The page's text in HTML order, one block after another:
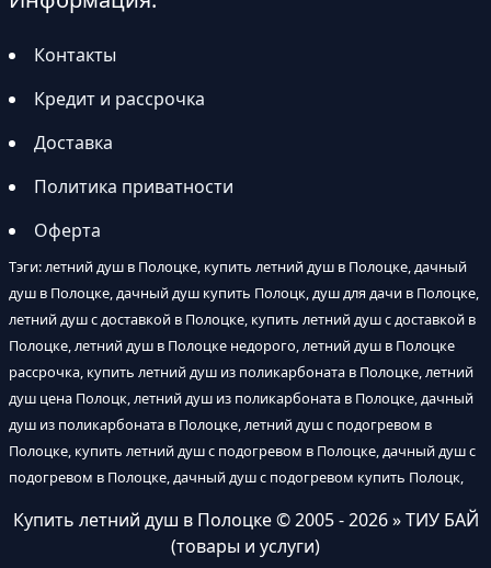
Контакты
Кредит и рассрочка
Доставка
Политика приватности
Оферта
Тэги: летний душ в Полоцке, купить летний душ в Полоцке, дачный
душ в Полоцке, дачный душ купить Полоцк, душ для дачи в Полоцке,
летний душ с доставкой в Полоцке, купить летний душ с доставкой в
Полоцке, летний душ в Полоцке недорого, летний душ в Полоцке
рассрочка, купить летний душ из поликарбоната в Полоцке, летний
душ цена Полоцк, летний душ из поликарбоната в Полоцке, дачный
душ из поликарбоната в Полоцке, летний душ с подогревом в
Полоцке, купить летний душ с подогревом в Полоцке, дачный душ с
подогревом в Полоцке, дачный душ с подогревом купить Полоцк,
Купить летний душ в Полоцке© 2005 - 2026 » ТИУ БАЙ
(товары и услуги)